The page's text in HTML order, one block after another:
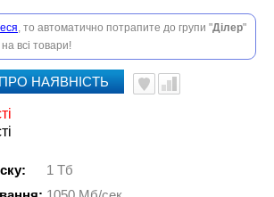
, то автоматично потрапите до групи "Ділер"
всі товари!
НАЯВНІСТЬ
1 Тб